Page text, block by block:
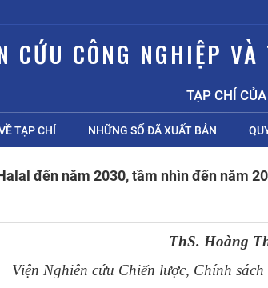
CỨU CÔNG NGHIỆP VÀ
TẠP CHÍ CỦA VIỆN
TẠP CHÍ NHỮNG SỐ ĐÃ XUẤT BẢN
đến năm 2030, tầm nhìn đến năm
ThS. Hoàng
Viện Nghiên cứu Chiến lược, Chính